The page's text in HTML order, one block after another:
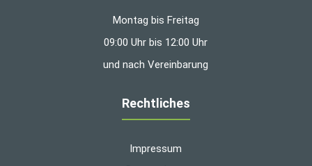
Montag bis Freitag
09:00 Uhr bis 12:00 Uhr
und nach Vereinbarung
Rechtliches
Impressum